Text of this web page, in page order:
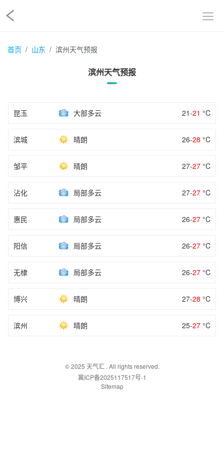
首页 山东 滨州天气预报
滨州天气预报
昆玉 大部多云 21-21 °C
滨城 晴朗 26-28 °C
邹平 晴朗 27-27 °C
沾化 局部多云 27-27 °C
惠民 局部多云 26-27 °C
阳信 局部多云 26-27 °C
无棣 局部多云 26-27 °C
博兴 晴朗 27-28 °C
滨州 晴朗 25-27 °C
© 2025 天气汇. All rights reserved.
冀ICP备2025117517号-1
Sitemap